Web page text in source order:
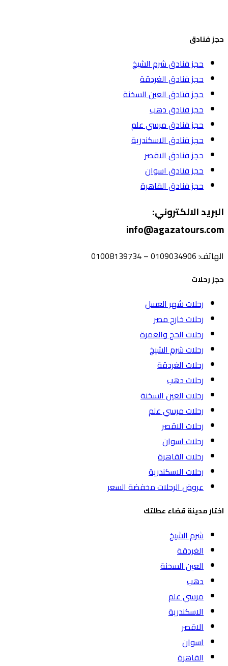
حجز فنادق
حجز فنادق شرم الشيخ
حجز فنادق الغردقة
حجز فتادق العين السخنة
حجز فنادق دهب
حجز فنادق مرسي علم
حجز فنادق الاسكندرية
حجز فنادق الاقصر
حجز فنادق اسوان
حجز فنادق القاهرة
البريد الالكتروني:
info@agazatours.com
الهاتف:0109034906 – 01008139734
حجز رحلات
رحلات شهر العسل
رحلات خارج مصر
رحلات الحج والعمرة
رحلات شرم الشيخ
رحلات الغردقة
رحلات دهب
رحلات العين السخنة
رحلات مرسي علم
رحلات الاقصر
رحلات اسوان
رحلات القاهرة
رحلات الاسكندرية
عروض الرحلات مخفضة السعر
اختار مدينة قضاء عطلتك
شرم الشيخ
الغردقة
العين السخنة
دهب
مرسي علم
الاسكندرية
الاقصر
اسوان
القاهرة